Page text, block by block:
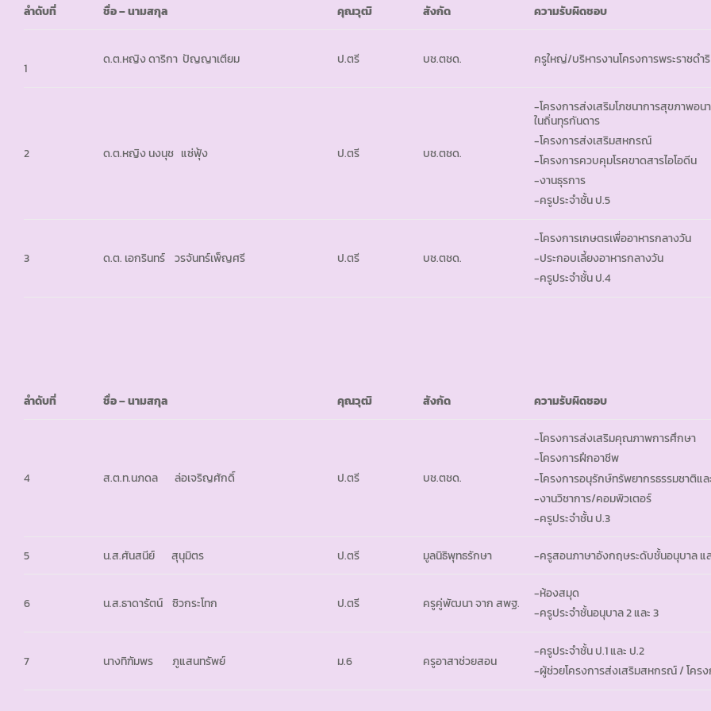
ลำดับที่ ชื่อ – นามสกุล คุณวุฒิ สังกัด ความรับผิดชอบ
1
ด.ต.หญิง ดาริกา ปัญญาเตียม ป.ตรี บช.ตชด. ครูใหญ่/บริหารงานโครงการพระราชดำริ
2 ด.ต.หญิง นงนุช แซ่ฟุ้ง ป.ตรี บช.ตชด.
-โครงการส่งเสริมโภชนาการสุขภาพอน
ในถิ่นทุรกันดาร
-โครงการส่งเสริมสหกรณ์
-โครงการควบคุมโรคขาดสารไอโอดีน
-งานธุรการ
-ครูประจำชั้น ป.5
3 ด.ต. เอกรินทร์ วรจันทร์เพ็ญศรี ป.ตรี บช.ตชด.
-โครงการเกษตรเพื่ออาหารกลางวัน
-ประกอบเลี้ยงอาหารกลางวัน
-ครูประจำชั้น ป.4
ลำดับที่ ชื่อ – นามสกุล คุณวุฒิ สังกัด ความรับผิดชอบ
4 ส.ต.ท.นภดล ล่อเจริญศักดิ์ ป.ตรี บช.ตชด.
-โครงการส่งเสริมคุณภาพการศึกษา
-โครงการฝึกอาชีพ
-โครงการอนุรักษ์ทรัพยากรธรรมชาติแ
-งานวิชาการ/คอมพิวเตอร์
-ครูประจำชั้น ป.3
5 น.ส.ศันสนีย์ สุนุมิตร ป.ตรี มูลนิธิพุทธรักษา -ครูสอนภาษาอังกฤษระดับชั้นอนุบาล แล
6 น.ส.ธาดารัตน์ ซิวกระโทก ป.ตรี ครูคู่พัฒนา จาก สพฐ.
-ห้องสมุด
-ครูประจำชั้นอนุบาล 2 และ 3
7 นางทิฑัมพร ภูแสนทรัพย์ ม.6 ครูอาสาช่วยสอน
-ครูประจำชั้น ป.1 และ ป.2
-ผู้ช่วยโครงการส่งเสริมสหกรณ์ / โคร